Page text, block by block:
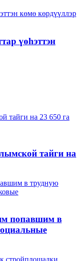
үөһэттэн
тайги на
попавшим в